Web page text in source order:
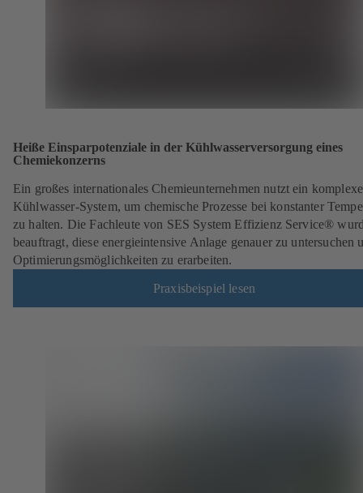
Heiße Einsparpotenziale in der Kühlwasserversorgung eines
Chemiekonzerns
Ein großes internationales Chemieunternehmen nutzt ein
Kühlwasser-System, um chemische Prozesse bei konstanter
zu halten. Die Fachleute von SES System Effizienz Service®
beauftragt, diese energieintensive Anlage genauer zu untersuchen
Optimierungsmöglichkeiten zu erarbeiten.
Praxisbeispiel lesen